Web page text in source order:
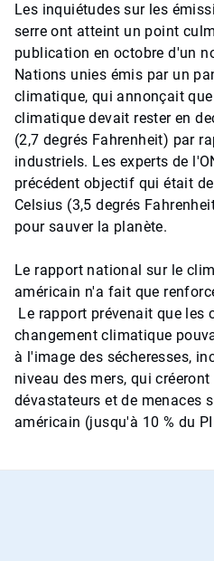
Les inquiétudes sur les
serre ont atteint un point
publication en octobre d'un
Nations unies émis par un
climatique, qui annonçait
climatique devait rester en
(2,7 degrés Fahrenheit) par
industriels. Les experts de
précédent objectif qui était
Celsius (3,5 degrés
pour sauver la planète.
Le rapport national sur le
américain n'a fait que
Le rapport prévenait que les
changement climatique
à l'image des sécheresses,
niveau des mers, qui
dévastateurs et de menaces
américain (jusqu'à 10 % du